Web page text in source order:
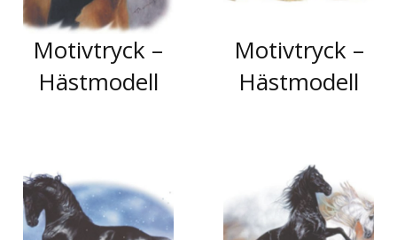
Motivtryck –
Hästmodell
Motivtryck –
Hästmodell